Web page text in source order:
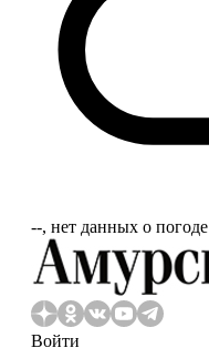
‐‐, нет данных о погоде
Войти